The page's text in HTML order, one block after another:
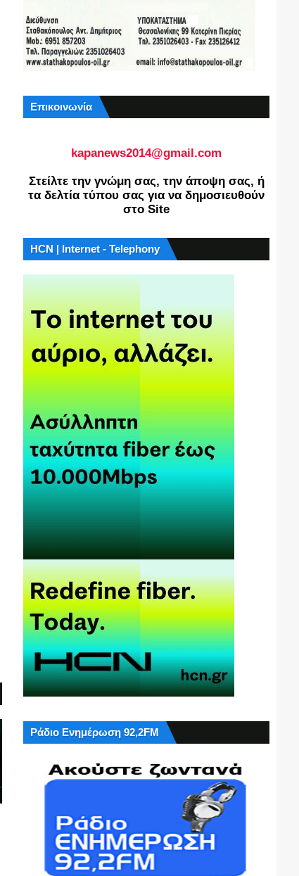
Επικοινωνία
kapanews2014@gmail.com
Στείλτε την γνώμη σας, την άποψη σας, ή
τα δελτία τύπου σας για να δημοσιευθούν
στο Site
HCN | Internet - Telephony
Ράδιο Ενημέρωση 92,2FM